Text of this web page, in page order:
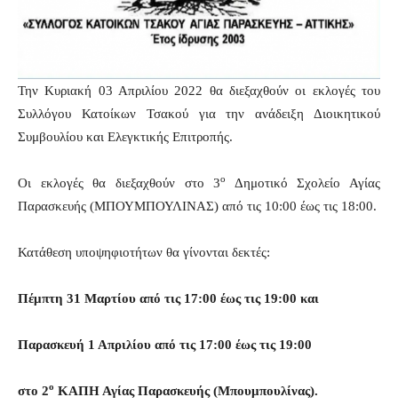
Την Κυριακή 03 Απριλίου 2022 θα διεξαχθούν οι εκλογές του
Συλλόγου Κατοίκων Τσακού για την ανάδειξη Διοικητικού
Συμβουλίου και Ελεγκτικής Επιτροπής.
Οι εκλογές θα διεξαχθούν στο 3ο
Δημοτικό Σχολείο Αγίας
Παρασκευής (ΜΠΟΥΜΠΟΥΛΙΝΑΣ) από τις 10:00 έως τις 18:00.
Κατάθεση υποψηφιοτήτων θα γίνονται δεκτές:
Πέμπτη 31 Μαρτίου από τις 17:00 έως τις 19:00 και
Παρασκευή 1 Απριλίου από τις 17:00 έως τις 19:00
στο 2ο ΚΑΠΗ Αγίας Παρασκευής (Μπουμπουλίνας).